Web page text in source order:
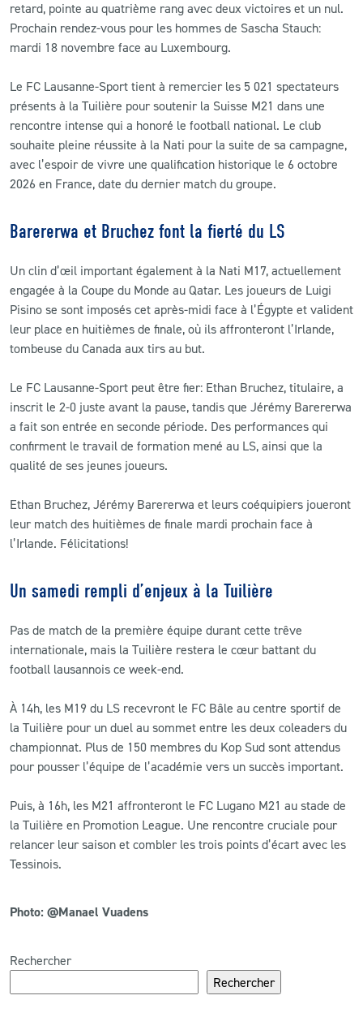
retard, pointe au quatrième rang avec deux victoires et un nul.
Prochain rendez-vous pour les hommes de Sascha Stauch:
mardi 18 novembre face au Luxembourg.
Le FC Lausanne-Sport tient à remercier les 5 021 spectateurs
présents à la Tuilière pour soutenir la Suisse M21 dans une
rencontre intense qui a honoré le football national. Le club
souhaite pleine réussite à la Nati pour la suite de sa campagne,
avec l’espoir de vivre une qualification historique le 6 octobre
2026 en France, date du dernier match du groupe.
Barererwa et Bruchez font la fierté du LS
Un clin d’œil important également à la Nati M17, actuellement
engagée à la Coupe du Monde au Qatar. Les joueurs de Luigi
Pisino se sont imposés cet après-midi face à l’Égypte et valident
leur place en huitièmes de finale, où ils affronteront l’Irlande,
tombeuse du Canada aux tirs au but.
Le FC Lausanne-Sport peut être fier: Ethan Bruchez, titulaire, a
inscrit le 2-0 juste avant la pause, tandis que Jérémy Barererwa
a fait son entrée en seconde période. Des performances qui
confirment le travail de formation mené au LS, ainsi que la
qualité de ses jeunes joueurs.
Ethan Bruchez, Jérémy Barererwa et leurs coéquipiers joueront
leur match des huitièmes de finale mardi prochain face à
l’Irlande. Félicitations!
Un samedi rempli d’enjeux à la Tuilière
Pas de match de la première équipe durant cette trêve
internationale, mais la Tuilière restera le cœur battant du
football lausannois ce week-end.
À 14h, les M19 du LS recevront le FC Bâle au centre sportif de
la Tuilière pour un duel au sommet entre les deux coleaders du
championnat. Plus de 150 membres du Kop Sud sont attendus
pour pousser l’équipe de l’académie vers un succès important.
Puis, à 16h, les M21 affronteront le FC Lugano M21 au stade de
la Tuilière en Promotion League. Une rencontre cruciale pour
relancer leur saison et combler les trois points d’écart avec les
Tessinois.
Photo: @Manael Vuadens
Rechercher
Rechercher